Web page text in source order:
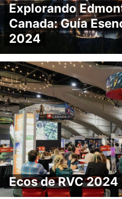
Explorando
Canada: Guía
2024
Ecos de RVC 2024